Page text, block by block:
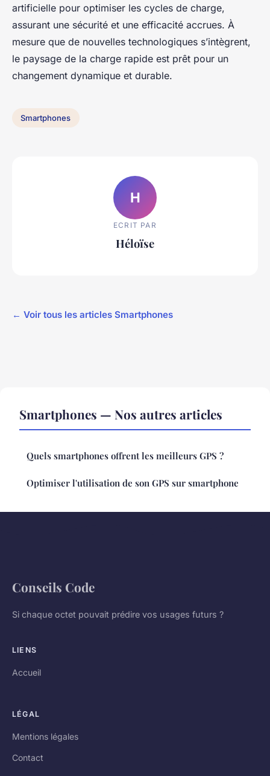
artificielle pour optimiser les cycles de charge,
assurant une sécurité et une efficacité accrues. À
mesure que de nouvelles technologiques s’intègrent,
le paysage de la charge rapide est prêt pour un
changement dynamique et durable.
Smartphones
H
ECRIT PAR
Héloïse
← Voir tous les articles Smartphones
Smartphones — Nos autres articles
Quels smartphones offrent les meilleurs GPS ?
Optimiser l'utilisation de son GPS sur smartphone
Conseils Code
Si chaque octet pouvait prédire vos usages futurs ?
LIENS
Accueil
LÉGAL
Mentions légales
Contact